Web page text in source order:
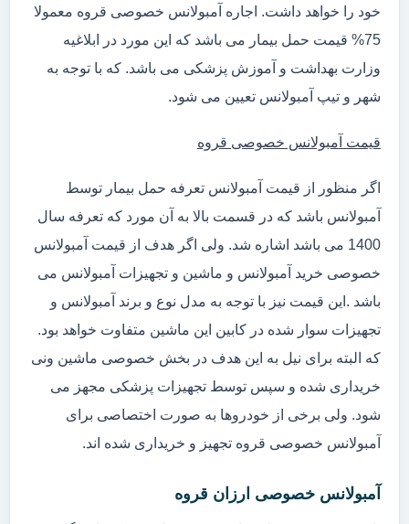
خود را خواهد داشت. اجاره آمبولانس خصوصی قروه معمولا
75% قیمت حمل بیمار می باشد که این مورد در ابلاغیه
وزارت بهداشت و آموزش پزشکی می باشد. که با توجه به
شهر و تیپ آمبولانس تعیین می شود.
قیمت آمبولانس خصوصی قروه
اگر منظور از قیمت آمبولانس تعرفه حمل بیمار توسط
آمبولانس باشد که در قسمت بالا به آن مورد که تعرفه سال
1400 می باشد اشاره شد. ولی اگر هدف از قیمت آمبولانس
خصوصی خرید آمبولانس و ماشین و تجهیزات آمبولانس می
باشد .این قیمت نیز با توجه به مدل نوع و برند آمبولانس و
تجهیزات سوار شده در کابین این ماشین متفاوت خواهد بود.
که البته برای نیل به این هدف در بخش خصوصی ماشین ونی
خریداری شده و سپس توسط تجهیزات پزشکی مجهز می
شود. ولی برخی از خودروها به صورت اختصاصی برای
آمبولانس خصوصی قروه تجهیز و خریداری شده اند.
آمبولانس خصوصی ارزان قروه